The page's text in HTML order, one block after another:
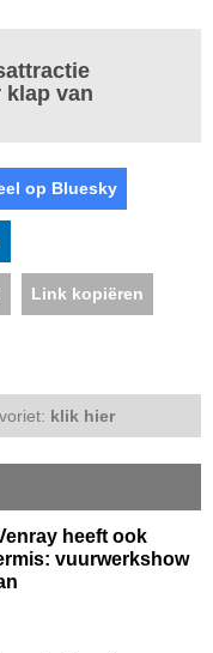
klap van
op Bluesky
Link kopiëren
klik hier
heeft ook
vuurwerkshow